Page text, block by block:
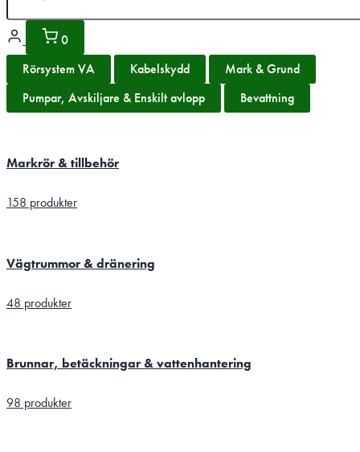
0
Rörsystem VA
Kabelskydd
Mark & Grund
Pumpar, Avskiljare & Enskilt avlopp
Bevattning
Markrör & tillbehör
158 produkter
Vägtrummor & dränering
48 produkter
Brunnar, betäckningar & vattenhantering
98 produkter